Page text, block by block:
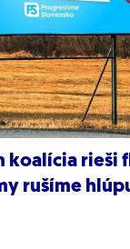
koalícia rieši
rušíme